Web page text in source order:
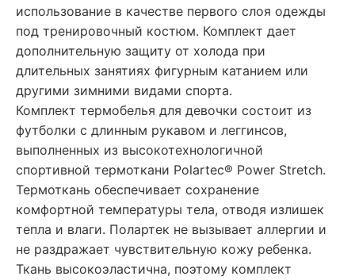
использование в качестве первого слоя одежды
под тренировочный костюм. Комплект дает
дополнительную защиту от холода при
длительных занятиях фигурным катанием или
другими зимними видами спорта.
Комплект термобелья для девочки состоит из
футболки с длинным рукавом и леггинсов,
выполненных из высокотехнологичной
спортивной термоткани Polartec® Power Stretch.
Термоткань обеспечивает сохранение
комфортной температуры тела, отводя излишек
тепла и влаги. Полартек не вызывает аллергии и
не раздражает чувствительную кожу ребенка.
Ткань высокоэластична, поэтому комплект